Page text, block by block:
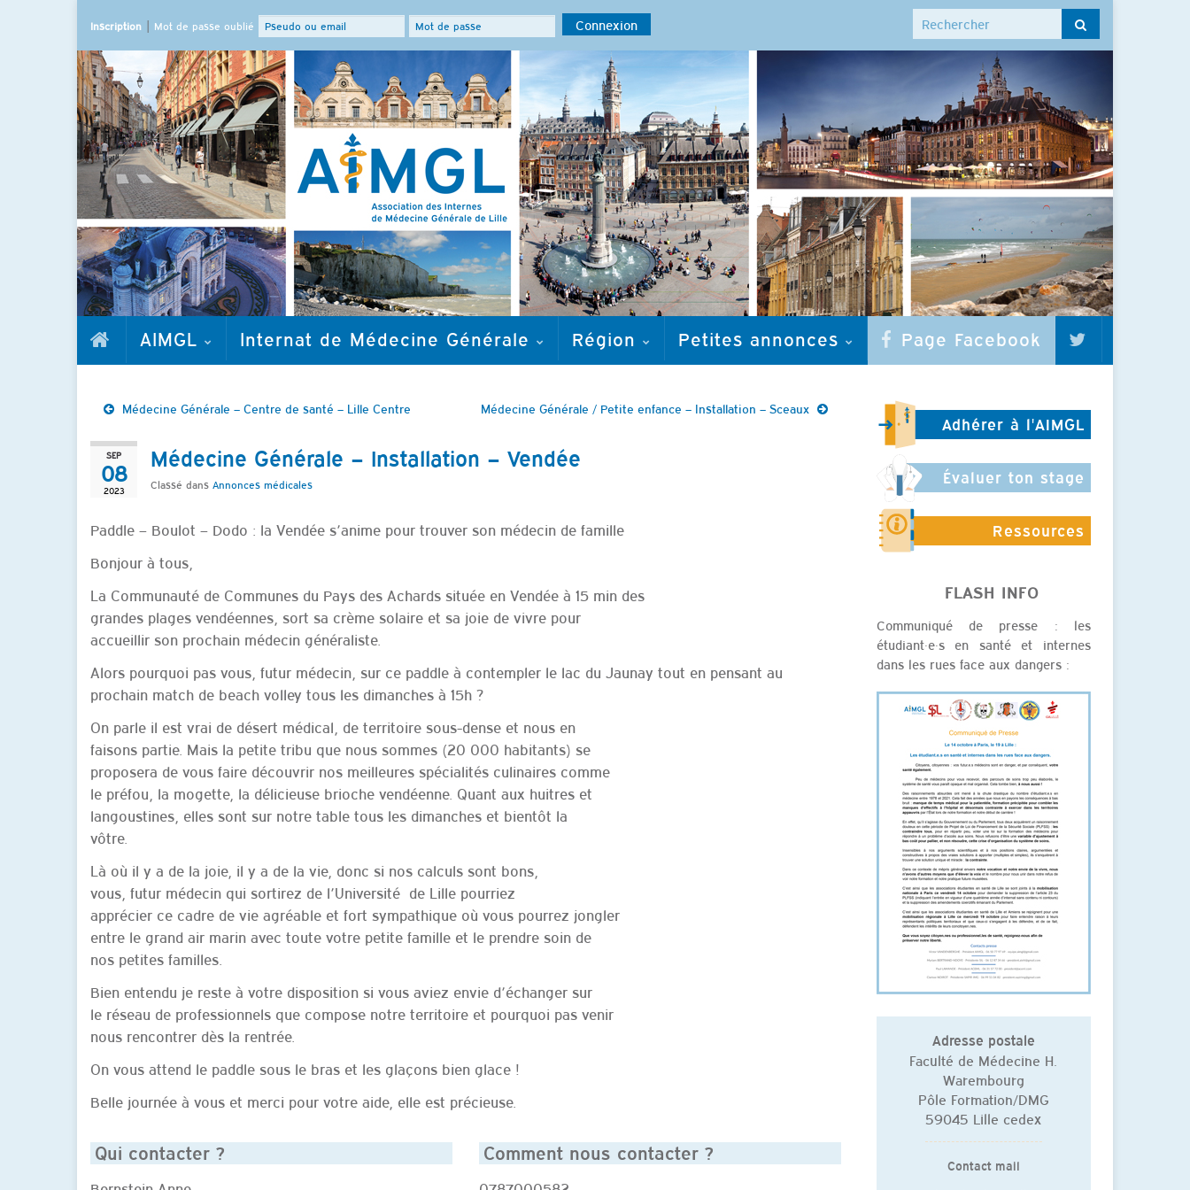
Inscription | Mot de passe oublié Search for:
AIMGL Internat de Médecine Générale Région Petites annonces Page Facebook
Médecine Générale – Centre de santé – Lille Centre Médecine Générale / Petite enfance – Installation – Sceaux
SEP
08
2023
Médecine Générale – Installation – Vendée
Classé dans Annonces médicales
Paddle – Boulot – Dodo : la Vendée s’anime pour trouver son médecin de famille
Bonjour à tous,
La Communauté de Communes du Pays des Achards située en Vendée à 15 min des
grandes plages vendéennes, sort sa crème solaire et sa joie de vivre pour
accueillir son prochain médecin généraliste.
Alors pourquoi pas vous, futur médecin, sur ce paddle à contempler le lac du Jaunay tout en pensant au
prochain match de beach volley tous les dimanches à 15h ?
On parle il est vrai de désert médical, de territoire sous-dense et nous en
faisons partie. Mais la petite tribu que nous sommes (20 000 habitants) se
proposera de vous faire découvrir nos meilleures spécialités culinaires comme
le préfou, la mogette, la délicieuse brioche vendéenne. Quant aux huitres et
langoustines, elles sont sur notre table tous les dimanches et bientôt la
vôtre.
Là où il y a de la joie, il y a de la vie, donc si nos calculs sont bons,
vous, futur médecin qui sortirez de l’Université de Lille pourriez
apprécier ce cadre de vie agréable et fort sympathique où vous pourrez jongler
entre le grand air marin avec toute votre petite famille et le prendre soin de
nos petites familles.
Bien entendu je reste à votre disposition si vous aviez envie d’échanger sur
le réseau de professionnels que compose notre territoire et pourquoi pas venir
nous rencontrer dès la rentrée.
On vous attend le paddle sous le bras et les glaçons bien glace !
Belle journée à vous et merci pour votre aide, elle est précieuse.
Qui contacter ? Comment nous contacter ?
Adhérer à l'AIMGL
Évaluer ton stage
Ressources
FLASH INFO
Communiqué de presse : les
étudiant·e·s en santé et internes
dans les rues face aux dangers :
Adresse postale
Faculté de Médecine H.
Warembourg
Pôle Formation/DMG
59045 Lille cedex
Contact mail